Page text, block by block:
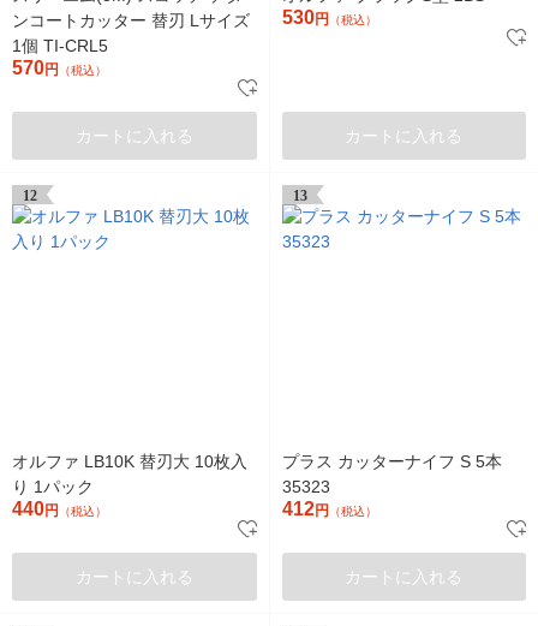
ンコートカッター 替刃 Lサイズ
1個 TI-CRL5
570円 （税込）
カートに入れる
530円 （税込）
カートに入れる
12
オルファ LB10K 替刃大 10枚入
り 1パック
440円 （税込）
カートに入れる
13
プラス カッターナイフ S 5本
35323
412円 （税込）
カートに入れる